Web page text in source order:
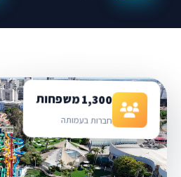
1,300 משפחות
חברות בעמותה